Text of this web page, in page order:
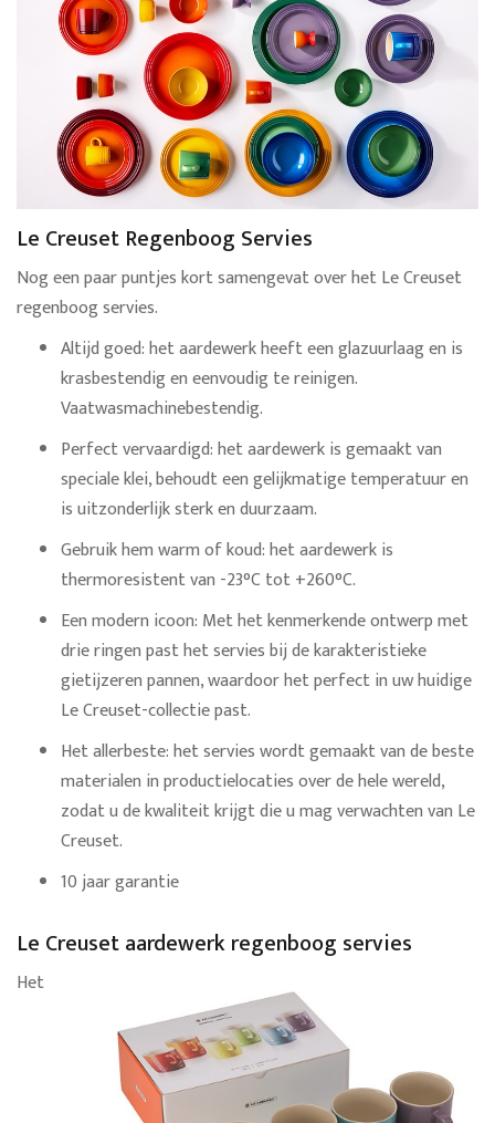
Le Creuset Regenboog Servies
Nog een paar puntjes kort samengevat over het Le Creuset
regenboog servies.
Altijd goed: het aardewerk heeft een glazuurlaag en is
krasbestendig en eenvoudig te reinigen.
Vaatwasmachinebestendig.
Perfect vervaardigd: het aardewerk is gemaakt van
speciale klei, behoudt een gelijkmatige temperatuur en
is uitzonderlijk sterk en duurzaam.
Gebruik hem warm of koud: het aardewerk is
thermoresistent van -23°C tot +260°C.
Een modern icoon: Met het kenmerkende ontwerp met
drie ringen past het servies bij de karakteristieke
gietijzeren pannen, waardoor het perfect in uw huidige
Le Creuset-collectie past.
Het allerbeste: het servies wordt gemaakt van de beste
materialen in productielocaties over de hele wereld,
zodat u de kwaliteit krijgt die u mag verwachten van Le
Creuset.
10 jaar garantie
Le Creuset aardewerk regenboog servies
Het